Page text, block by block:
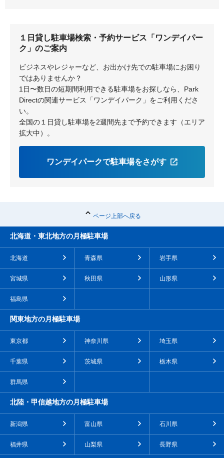
杭瀬 千船
１日貸し駐車場検索・予約サービス「ワンデイパー
ク」のご案内
ビジネスやレジャーなど、お出かけ先での駐車場にお困り
ではありませんか？
1日〜数日の短期間利用できる駐車場をお探しなら、Park
Directの関連サービス「ワンデイパーク」をご利用くださ
い。
全国の１日貸し駐車場を2週間先まで予約できます（エリア
拡大中）。
ワンデイパークで駐車場をさがす
ページ上部へ戻る
北海道・東北地方の月極駐車場
北海道 青森県 岩手県
宮城県 秋田県 山形県
福島県
関東地方の月極駐車場
東京都 神奈川県 埼玉県
千葉県 茨城県 栃木県
群馬県
北陸・甲信越地方の月極駐車場
新潟県 富山県 石川県
福井県 山梨県 長野県